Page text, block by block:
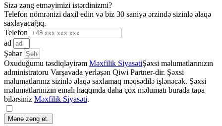
Sizə zəng etməyimizi istərdinizmi?
Telefon nömrənizi daxil edin və biz 30 saniyə ərzində sizinlə əlaqə
saxlayacağıq.
Telefon
ad
Şəhər
Oxuduğumu təsdiqləyirəm Məxfilik SiyasətiŞəxsi məlumatlarınızın
administratoru Varşavada yerləşən Qiwi Partner-dir. Şəxsi
məlumatlarınız sizinlə əlaqə saxlamaq məqsədilə işlənəcək. Şəxsi
məlumatlarınızın emalı haqqında daha çox məlumatı burada tapa
bilərsiniz Məxfilik Siyasəti.
Mənə zəng et.